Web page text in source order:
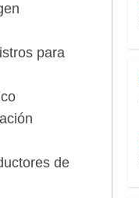
para
de